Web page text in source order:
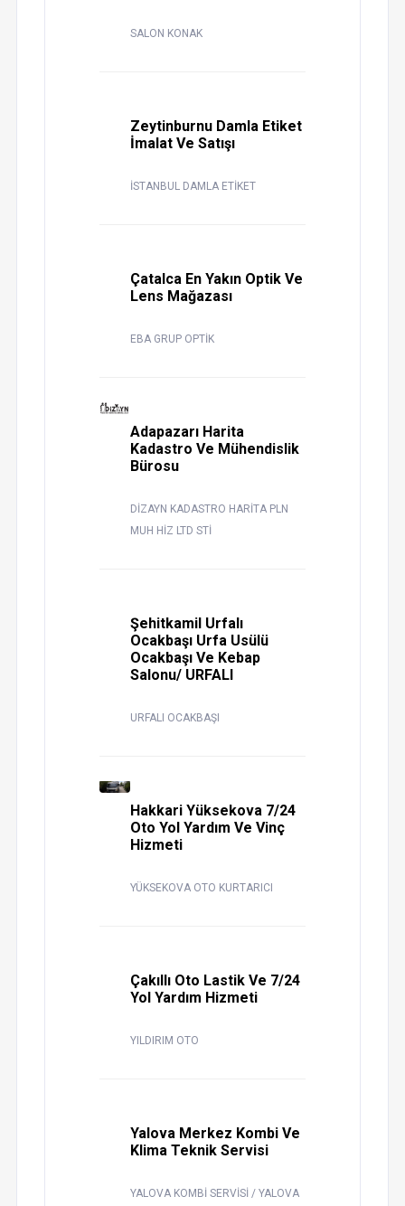
SALON KONAK
Zeytinburnu Damla Etiket
İmalat Ve Satışı
İSTANBUL DAMLA ETİKET
Çatalca En Yakın Optik Ve
Lens Mağazası
EBA GRUP OPTİK
Adapazarı Harita
Kadastro Ve Mühendislik
Bürosu
DİZAYN KADASTRO HARİTA PLN
MUH HİZ LTD STİ
Şehitkamil Urfalı
Ocakbaşı Urfa Usülü
Ocakbaşı Ve Kebap
Salonu/ URFALI
URFALI OCAKBAŞI
Hakkari Yüksekova 7/24
Oto Yol Yardım Ve Vinç
Hizmeti
YÜKSEKOVA OTO KURTARICI
Çakıllı Oto Lastik Ve 7/24
Yol Yardım Hizmeti
YILDIRIM OTO
Yalova Merkez Kombi Ve
Klima Teknik Servisi
YALOVA KOMBİ SERVİSİ / YALOVA